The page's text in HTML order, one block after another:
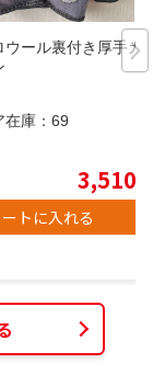
ウール裏付き厚手カ
庫： 69
3,510
トに入れる